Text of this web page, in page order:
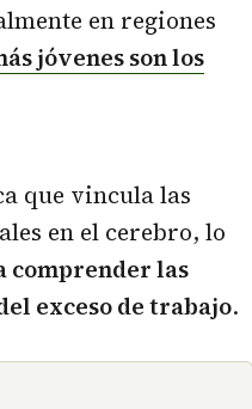
en regiones
jóvenes son los
que vincula las
en el cerebro, lo
comprender las
exceso de trabajo.